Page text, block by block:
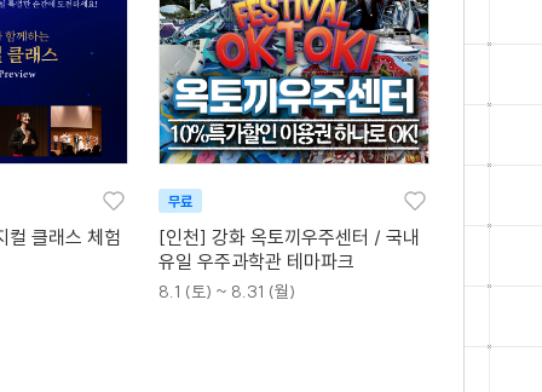
컬 클래스 체험
무료
[인천] 강화 옥토끼우주센터 / 국내
유일 우주과학관 테마파크
8.1 (토) ~ 8.31 (월)